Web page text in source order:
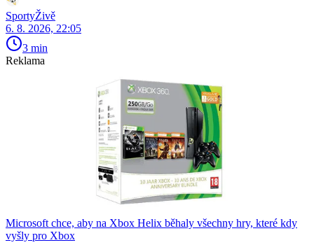
SportyŽivě
6. 8. 2026, 22:05
3 min
Reklama
Microsoft chce, aby na Xbox Helix běhaly všechny hry, které kdy
vyšly pro Xbox